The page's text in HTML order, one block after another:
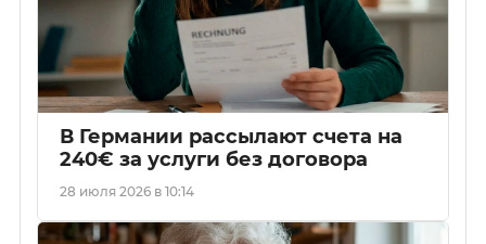
В Германии рассылают счета на
240€ за услуги без договора
28 июля 2026 в 10:14